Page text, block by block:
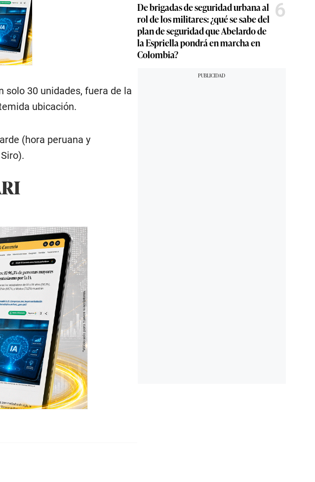
solo 30 unidades, fuera de la
ubicación.
(hora peruana y
De brigadas de seguridad urbana al
rol de los militares: ¿qué se sabe del
plan de seguridad que Abelardo de
la Espriella pondrá en marcha en
Colombia?
6